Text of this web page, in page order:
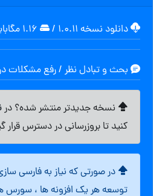
دانلود نسخه ۱.۰.۱۱ /
بحث و تبادل نظر / رفع مشکلات
نسخه جدیدتر منتشر شده؟ در
کنید تا بروزرسانی در دسترس قرار
در صورتی که نیاز به فارسی
توسعه هر یک افزونه ها ، سورس